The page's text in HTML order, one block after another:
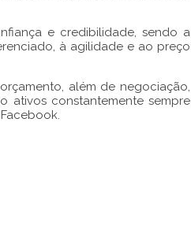
e credibilidade, sendo a
à agilidade e ao preço
além de negociação,
ativos constantemente sempre